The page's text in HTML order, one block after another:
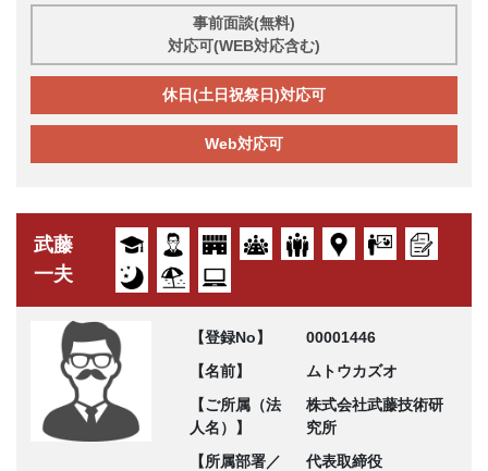
事前面談(無料)
対応可(WEB対応含む)
休日(土日祝祭日)対応可
Web対応可
武藤
一夫
【登録No】
00001446
【名前】
ムトウカズオ
【ご所属（法
人名）】
株式会社武藤技術研
究所
【所属部署／
代表取締役